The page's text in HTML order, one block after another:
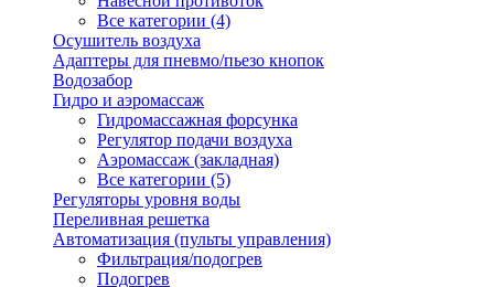
Все категории (4)
Осушитель воздуха
Адаптеры для пневмо/пьезо кнопок
Водозабор
Гидро и аэромассаж
Гидромассажная форсунка
Регулятор подачи воздуха
Аэромассаж (закладная)
Все категории (5)
Регуляторы уровня воды
Переливная решетка
Автоматизация (пульты управления)
Фильтрация/подогрев
Подогрев